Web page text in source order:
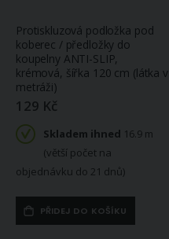
Protiskluzová podložka pod
koberec / předložky do
koupelny ANTI-SLIP,
krémová, šířka 120 cm (látka v
metráži)
129 Kč
Skladem ihned 16.9 m
(větší počet na
objednávku do 21 dnů)
PŘIDEJ DO KOŠÍKU